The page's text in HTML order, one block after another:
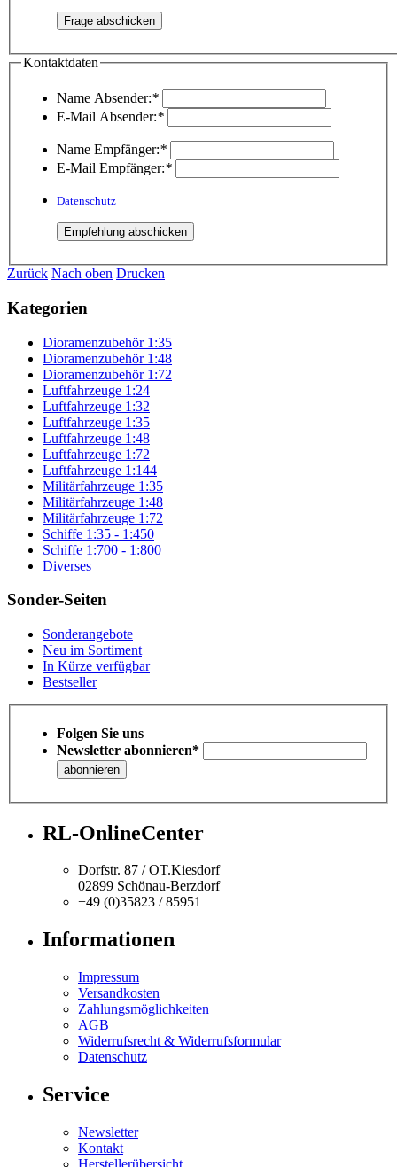
Kontaktdaten
Name Absender:*
E-Mail Absender:*
Name Empfänger:*
E-Mail Empfänger:*
Datenschutz
Zurück Nach oben Drucken
Kategorien
Dioramenzubehör 1:35
Dioramenzubehör 1:48
Dioramenzubehör 1:72
Luftfahrzeuge 1:24
Luftfahrzeuge 1:32
Luftfahrzeuge 1:35
Luftfahrzeuge 1:48
Luftfahrzeuge 1:72
Luftfahrzeuge 1:144
Militärfahrzeuge 1:35
Militärfahrzeuge 1:48
Militärfahrzeuge 1:72
Schiffe 1:35 - 1:450
Schiffe 1:700 - 1:800
Diverses
Sonder-Seiten
Sonderangebote
Neu im Sortiment
In Kürze verfügbar
Bestseller
Folgen Sie uns
Newsletter abonnieren*
RL-OnlineCenter
Dorfstr. 87 / OT.Kiesdorf
02899 Schönau-Berzdorf
+49 (0)35823 / 85951
Informationen
Impressum
Versandkosten
Zahlungsmöglichkeiten
AGB
Widerrufsrecht & Widerrufsformular
Datenschutz
Service
Newsletter
Kontakt
Herstellerübersicht